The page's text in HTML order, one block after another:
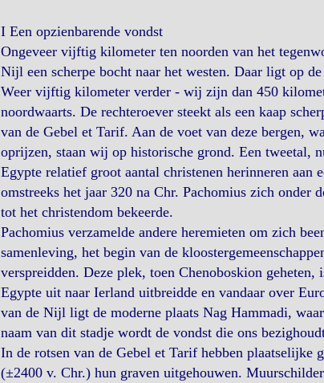
I Een opzienbarende vondst
Ongeveer vijftig kilometer ten noorden van het
Nijl een scherpe bocht naar het westen. Daar ligt op
Weer vijftig kilometer verder - wij zijn dan 450
noordwaarts. De rechteroever steekt als een kaap
van de Gebel et Tarif. Aan de voet van deze bergen,
oprijzen, staan wij op historische grond. Een tweetal,
Egypte relatief groot aantal christenen herinneren
omstreeks het jaar 320 na Chr. Pachomius zich onder
tot het christendom bekeerde.
Pachomius verzamelde andere heremieten om zich
samenleving, het begin van de
verspreidden. Deze plek, toen Chenoboskion
Egypte uit naar Ierland uitbreidde en vandaar over
van de Nijl ligt de moderne plaats Nag Hammadi,
naam van dit stadje wordt de vondst die ons
In de rotsen van de Gebel et Tarif hebben plaatselijke
(±2400 v. Chr.) hun graven uitgehouwen.